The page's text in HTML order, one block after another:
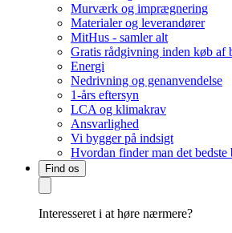
Murværk og imprægnering
Materialer og leverandører
MitHus - samler alt
Gratis rådgivning inden køb af
Energi
Nedrivning og genanvendelse
1-års eftersyn
LCA og klimakrav
Ansvarlighed
Vi bygger på indsigt
Hvordan finder man det bedste
Find os
Interesseret i at høre nærmere?